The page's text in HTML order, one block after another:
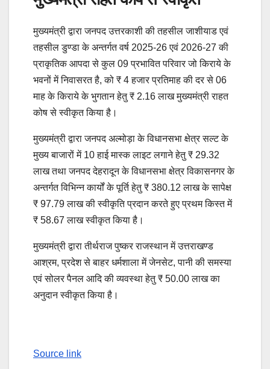
मुख्यमंत्री द्वारा जनपद उत्तरकाशी की तहसील जाशीयाड एवं
तहसील डुण्डा के अन्तर्गत वर्ष 2025-26 एवं 2026-27 की
प्राकृतिक आपदा से कुल 09 प्रभावित परिवार जो किराये के
भवनों में निवासरत है, को ₹ 4 हजार प्रतिमाह की दर से 06
माह के किराये के भुगतान हेतु ₹ 2.16 लाख मुख्यमंत्री राहत
कोष से स्वीकृत किया है।
मुख्यमंत्री द्वारा जनपद अल्मोड़ा के विधानसभा क्षेत्र सल्ट के
मुख्य बाजारों में 10 हाई मास्क लाइट लगाने हेतु ₹ 29.32
लाख तथा जनपद देहरादून के विधानसभा क्षेत्र विकासनगर के
अन्तर्गत विभिन्न कार्यों के पूर्ति हेतु ₹ 380.12 लाख के सापेक्ष
₹ 97.79 लाख की स्वीकृति प्रदान करते हुए प्रथम किस्त में
₹ 58.67 लाख स्वीकृत किया है।
मुख्यमंत्री द्वारा तीर्थराज पुष्कर राजस्थान में उत्तराखण्ड
आश्रम, प्रदेश से बाहर धर्मशाला में जेनसेट, पानी की समस्या
एवं सोलर पैनल आदि की व्यवस्था हेतु ₹ 50.00 लाख का
अनुदान स्वीकृत किया है।
Source link